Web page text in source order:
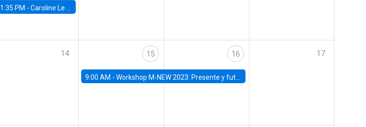
1:35 PM -Caroline Le Pennec, HEC Montréal
14 15
9:00 AM - Workshop M-NEW 2023: Presente y futuro del trabajo y el rol de las nuevas tecnologías
16 17